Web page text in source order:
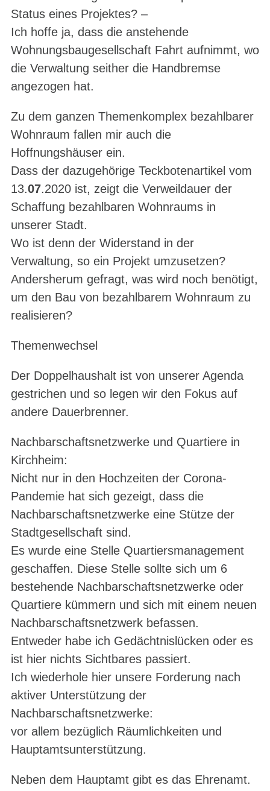
Status eines Projektes? –
Ich hoffe ja, dass die anstehende
Wohnungsbaugesellschaft Fahrt aufnimmt, wo
die Verwaltung seither die Handbremse
angezogen hat.
Zu dem ganzen Themenkomplex bezahlbarer
Wohnraum fallen mir auch die
Hoffnungshäuser ein.
Dass der dazugehörige Teckbotenartikel vom
13.07.2020 ist, zeigt die Verweildauer der
Schaffung bezahlbaren Wohnraums in
unserer Stadt.
Wo ist denn der Widerstand in der
Verwaltung, so ein Projekt umzusetzen?
Andersherum gefragt, was wird noch benötigt,
um den Bau von bezahlbarem Wohnraum zu
realisieren?
Themenwechsel
Der Doppelhaushalt ist von unserer Agenda
gestrichen und so legen wir den Fokus auf
andere Dauerbrenner.
Nachbarschaftsnetzwerke und Quartiere in
Kirchheim:
Nicht nur in den Hochzeiten der Corona-
Pandemie hat sich gezeigt, dass die
Nachbarschaftsnetzwerke eine Stütze der
Stadtgesellschaft sind.
Es wurde eine Stelle Quartiersmanagement
geschaffen. Diese Stelle sollte sich um 6
bestehende Nachbarschaftsnetzwerke oder
Quartiere kümmern und sich mit einem neuen
Nachbarschaftsnetzwerk befassen.
Entweder habe ich Gedächtnislücken oder es
ist hier nichts Sichtbares passiert.
Ich wiederhole hier unsere Forderung nach
aktiver Unterstützung der
Nachbarschaftsnetzwerke:
vor allem bezüglich Räumlichkeiten und
Hauptamtsunterstützung.
Neben dem Hauptamt gibt es das Ehrenamt.